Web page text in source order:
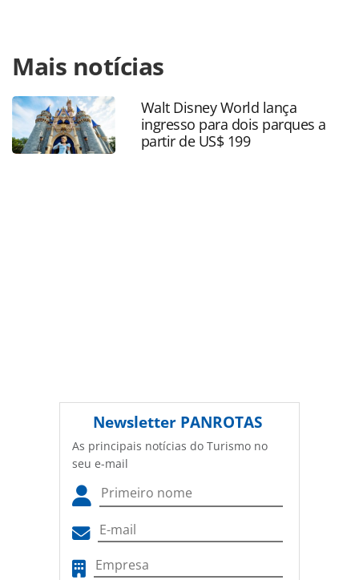
https://www.panrotas.com.br/destinos/eventos/2026/01/
bowl-lx-experience-evento-da-nfl-no-rio-inicia-venda-de-
ingressos_224819.html ou as ferramentas oferecidas na
página. Todo o conteúdo produzido pela PANROTAS
Editora é protegido pela legislação brasileira sobre direito
autoral. Não reproduza o conteúdo sem autorização da
Mais notícias
Walt Disney World lança
ingresso para dois parques a
partir de US$ 199
Newsletter PANROTAS
As principais notícias do Turismo no
seu e-mail